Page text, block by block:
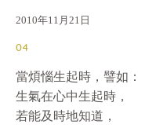
2010年11月21日
04
當煩惱生起時，譬如：
生氣在心中生起時，
若能及時地知道，